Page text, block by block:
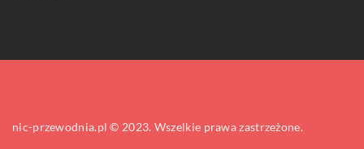
nic-przewodnia.pl © 2023. Wszelkie prawa zastrzeżone.